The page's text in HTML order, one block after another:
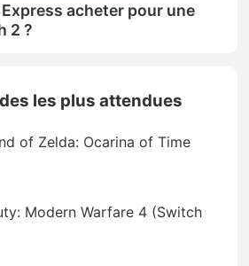
acheter pour une
2 ?
les plus attendues
of Zelda: Ocarina of Time
Modern Warfare 4 (Switch